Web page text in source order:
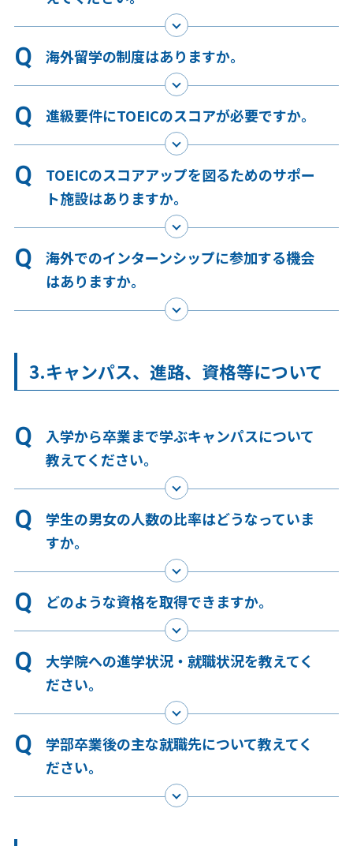
海外留学の制度はありますか。
進級要件にTOEICのスコアが必要ですか。
TOEICのスコアアップを図るためのサポー
ト施設はありますか。
海外でのインターンシップに参加する機会
はありますか。
3.キャンパス、進路、資格等について
入学から卒業まで学ぶキャンパスについて
教えてください。
学生の男女の人数の比率はどうなっていま
すか。
どのような資格を取得できますか。
大学院への進学状況・就職状況を教えてく
ださい。
学部卒業後の主な就職先について教えてく
ださい。